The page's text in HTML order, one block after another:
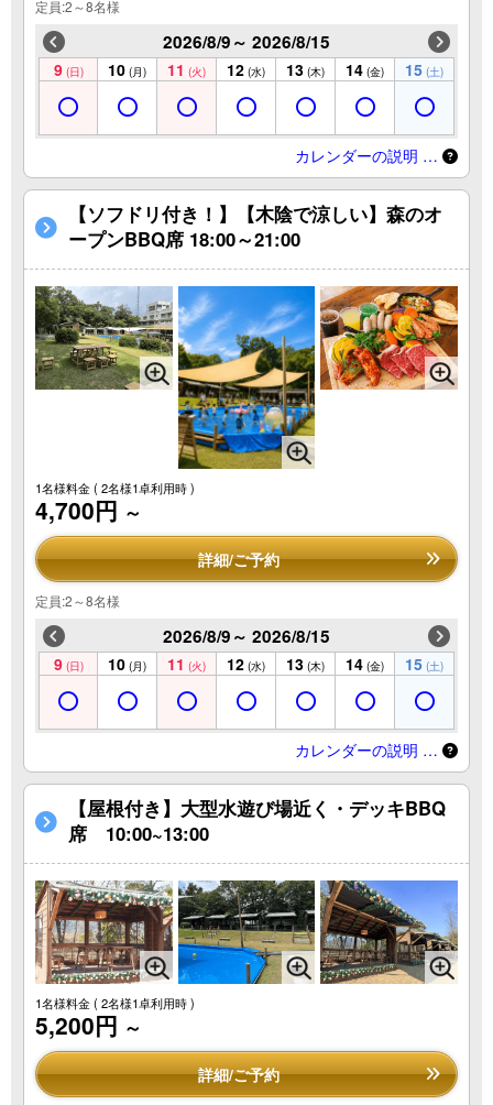
定員:2～8名様
2026/8/9～ 2026/8/15
9 (日) 10 (月) 11 (火) 12 (水) 13 (木) 14 (金) 15 (土)
カレンダーの説明 …
【ソフドリ付き！】【木陰で涼しい】森のオ
ープンBBQ席 18:00～21:00
1名様料金( 2名様1卓利用時 )
4,700円 ～
詳細/ご予約
定員:2～8名様
2026/8/9～ 2026/8/15
9 (日) 10 (月) 11 (火) 12 (水) 13 (木) 14 (金) 15 (土)
カレンダーの説明 …
【屋根付き】大型水遊び場近く・デッキBBQ
席 10:00~13:00
1名様料金( 2名様1卓利用時 )
5,200円 ～
詳細/ご予約